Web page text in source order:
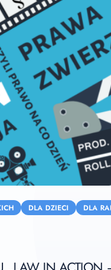
DLA DZIECI
DLA